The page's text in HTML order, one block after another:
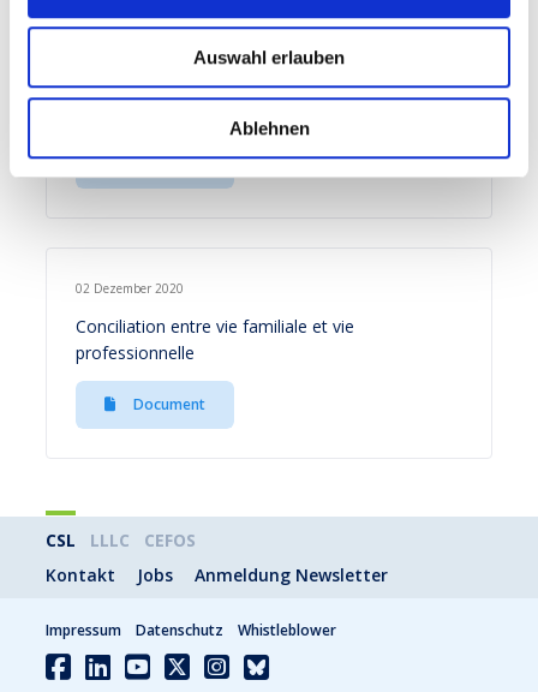
Auswahl erlauben
Ablehnen
Document
02 Dezember 2020
Conciliation entre vie familiale et vie
professionnelle
Document
CSL LLLC
CEFOS
Kontakt
Jobs Anmeldung Newsletter
Impressum Datenschutz Whistleblower